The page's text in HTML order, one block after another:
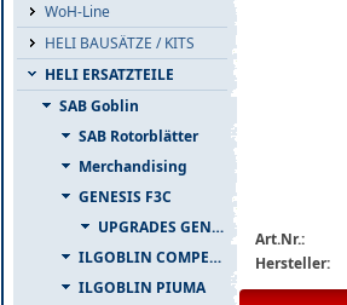
WoH-Line
HELI BAUSÄTZE / KITS
HELI ERSATZTEILE
SAB Goblin
SAB Rotorblätter
Merchandising
GENESIS F3C
UPGRADES GENESIS F3C
ILGOBLIN COMPETIZIONE
ILGOBLIN PIUMA
Art.Nr.:
Hersteller: